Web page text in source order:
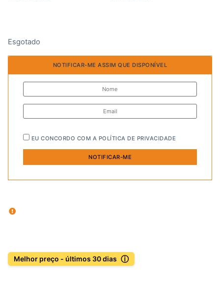
Esgotado
NOTIFICAR-ME ASSIM QUE DISPONÍVEL
EU CONCORDO COM A POLÍTICA DE PRIVACIDADE
Melhor preço - últimos 30 dias ⓘ